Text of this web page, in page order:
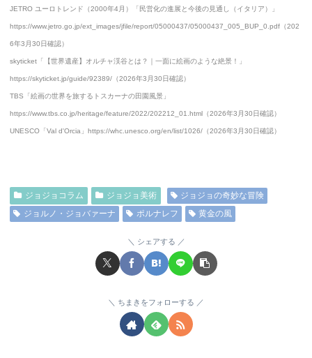
JETRO ユーロトレンド（2000年4月）「民営化の進展と今後の見通し（イタリア）」
https://www.jetro.go.jp/ext_images/jfile/report/05000437/05000437_005_BUP_0.pdf（202
6年3月30日確認）
skyticket「【世界遺産】オルチャ渓谷とは？｜一面に絵画のような絶景！」
https://skyticket.jp/guide/92389/（2026年3月30日確認）
TBS「絵画の世界を旅するトスカーナの田園風景」
https://www.tbs.co.jp/heritage/feature/2022/202212_01.html（2026年3月30日確認）
UNESCO「Val d'Orcia」https://whc.unesco.org/en/list/1026/（2026年3月30日確認）
ジョジョコラム ジョジョ美術
ジョジョの奇妙な冒険
ジョルノ・ジョバァーナ
ポルナレフ 黄金の風
シェアする
ちまきをフォローする